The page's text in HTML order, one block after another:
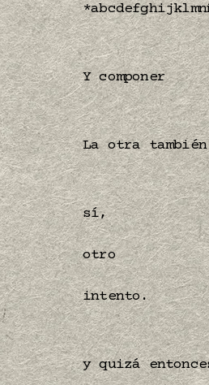
Y componer
La otra
sí,
otro
intento.
y quizá